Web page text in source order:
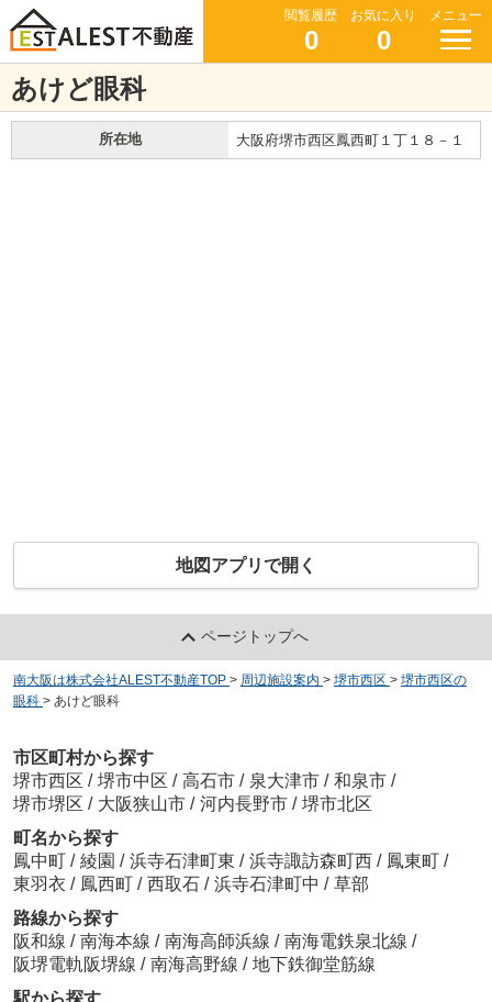
閲覧履歴
0
お気に入り
0
メニュー
あけど眼科
所在地 大阪府堺市西区鳳西町１丁１８－１
地図アプリで開く
ページトップへ
南大阪は株式会社ALEST不動産TOP > 周辺施設案内 > 堺市西区 > 堺市西区の
眼科 > あけど眼科
市区町村から探す
堺市西区 / 堺市中区 / 高石市 / 泉大津市 / 和泉市 /
堺市堺区 / 大阪狭山市 / 河内長野市 / 堺市北区
町名から探す
鳳中町 / 綾園 / 浜寺石津町東 / 浜寺諏訪森町西 / 鳳東町 /
東羽衣 / 鳳西町 / 西取石 / 浜寺石津町中 / 草部
路線から探す
阪和線 / 南海本線 / 南海高師浜線 / 南海電鉄泉北線 /
阪堺電軌阪堺線 / 南海高野線 / 地下鉄御堂筋線
駅から探す